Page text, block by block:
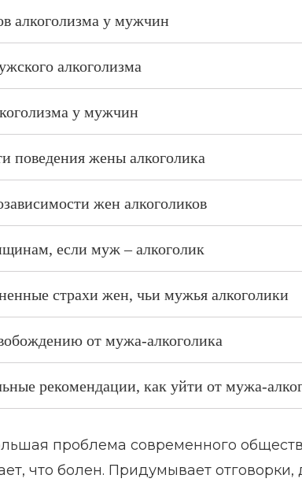
алкоголизма у мужчин
алкоголизма
у мужчин
поведения жены алкоголика
жен алкоголиков
если муж – алкоголик
страхи жен, чьи мужья алкоголики
от мужа-алкоголика
рекомендации, как уйти от мужа-
проблема современного
что болен. Придумывает